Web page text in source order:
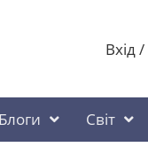
Вхід /
Блоги Світ